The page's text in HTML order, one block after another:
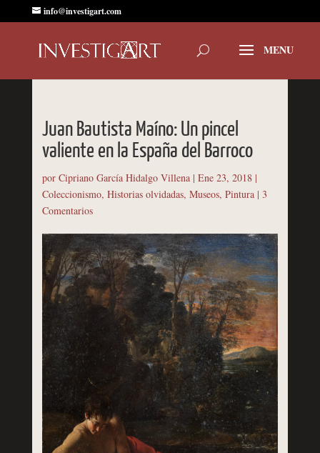
info@investigart.com
Juan Bautista Maíno: Un pincel
valiente en la España del Barroco
por Cipriano García Hidalgo Villena| Ene 23, 2018|
Coleccionismo, Historias olvidadas, Museos, Pintura| 3
Comentarios